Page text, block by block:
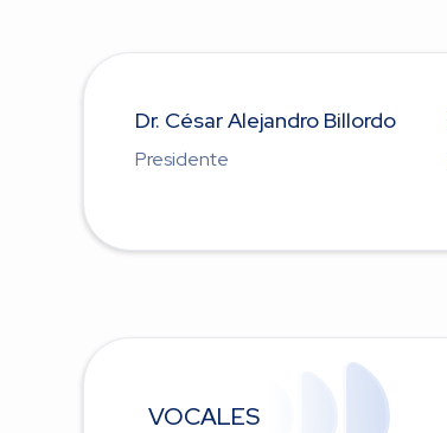
Dr. César Alejandro Billordo
Presidente
VOCALES